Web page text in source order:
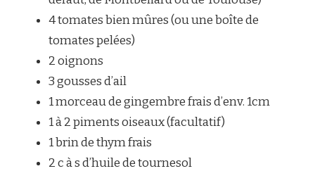
4 tomates bien mûres (ou une boîte de
tomates pelées)
2 oignons
3 gousses d’ail
1 morceau de gingembre frais d’env. 1cm
1 à 2 piments oiseaux (facultatif)
1 brin de thym frais
2 c à s d’huile de tournesol